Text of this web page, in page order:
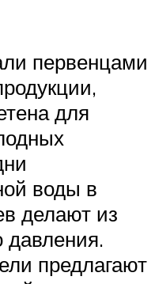
первенцами
для
воды в
делают из
давления.
предлагают